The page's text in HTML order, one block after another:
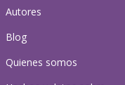
Autores
Blog
Quienes somos